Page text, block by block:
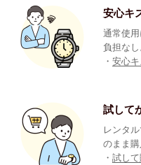
安心キ
通常使
負担なし
・安心
試して
レンタ
のまま購
・試し